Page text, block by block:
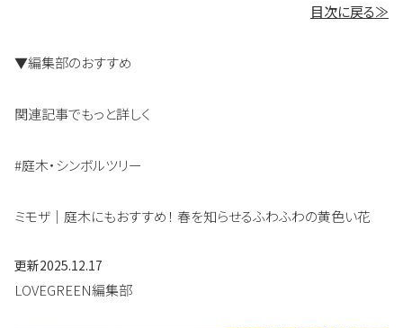
目次に戻る≫
▼編集部のおすすめ
関連記事でもっと詳しく
#庭木・シンボルツリー
ミモザ｜庭木にもおすすめ！ 春を知らせるふわふわの黄色い花
更新2025.12.17
LOVEGREEN編集部